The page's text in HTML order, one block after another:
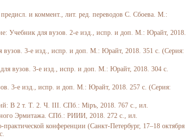
и коммент., лит. ред. переводов С. Сбоева. М.:
Учебник для вузов. 2-е изд., испр. и доп. М.: Юрайт, 2018.
3­-е изд., испр. и доп. М.: Юрайт, 2018. 351 с. (Серия:
вузов. 3­-е изд., испр. и доп. М.: Юрайт, 2018. 304 с.
3­-е изд., испр. и доп. М.: Юрайт, 2018. 257 с. (Серия:
В 2 т. Т. 2. Ч. III. СПб.: Мiръ, 2018. 767 с., ил.
Эрмитажа. СПб.: РИИИ, 2018. 272 с., ил.
конференции (Санкт-Петербург, 17–18 октября